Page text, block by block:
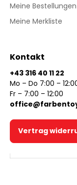
Meine Bestellungen
Meine Merkliste
Kontakt
+43 316 40 11 22
Mo – Do 7:00 –
Fr – 7:00 – 12:00
Vertrag